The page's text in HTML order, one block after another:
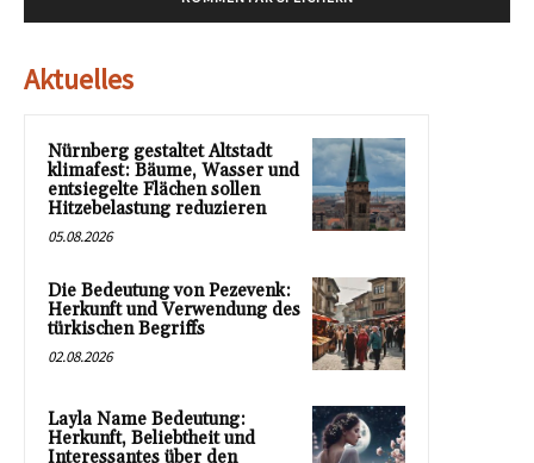
Aktuelles
Nürnberg gestaltet Altstadt
klimafest: Bäume, Wasser und
entsiegelte Flächen sollen
Hitzebelastung reduzieren
05.08.2026
Die Bedeutung von Pezevenk:
Herkunft und Verwendung des
türkischen Begriffs
02.08.2026
Layla Name Bedeutung:
Herkunft, Beliebtheit und
Interessantes über den